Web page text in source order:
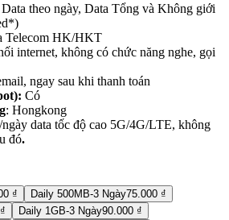
theo ngày, Data Tổng và Không giới
Telecom HK/HKT
internet, không có chức năng nghe, gọi
ngay sau khi thanh toán
Có
: Hongkong
data tốc độ cao 5G/4G/LTE, không
đó.
₫ Daily 500MB-3 Ngày75.000 ₫
Daily 1GB-3 Ngày90.000 ₫